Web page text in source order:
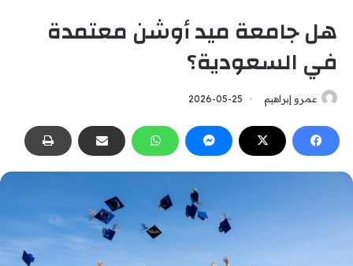
هل جامعة ميد أوشن معتمدة
في السعودية؟
عمرو إبراهيم 2026-05-25